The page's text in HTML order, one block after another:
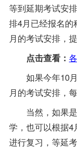
等到延期考试安
排4月已经报名
月的考试安排，
点击查看：
如果今年10
月的考试安排，
当然，如果
学，也可以根据
进行复习，等延